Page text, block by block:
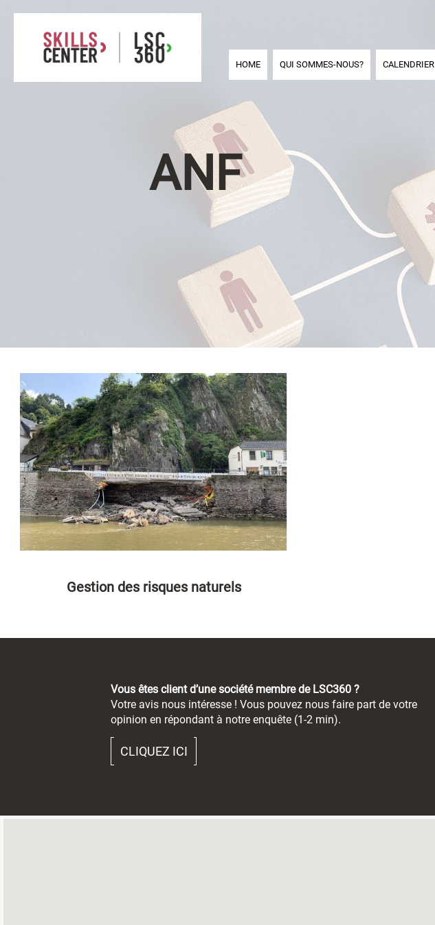
HOME QUI SOMMES-NOUS? CALENDRIER
ANF
Gestion des risques naturels
Vous êtes client d’une société membre de LSC360 ?
Votre avis nous intéresse ! Vous pouvez nous faire part de votre
opinion en répondant à notre enquête (1-2 min).
CLIQUEZ ICI